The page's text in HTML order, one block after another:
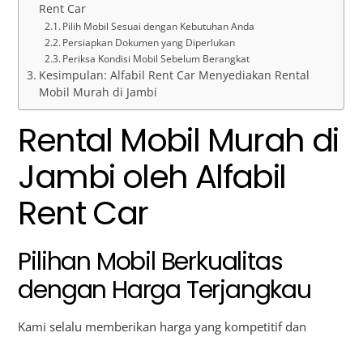
Rent Car
Pilih Mobil Sesuai dengan Kebutuhan Anda
Persiapkan Dokumen yang Diperlukan
Periksa Kondisi Mobil Sebelum Berangkat
Kesimpulan: Alfabil Rent Car Menyediakan Rental
Mobil Murah di Jambi
Rental Mobil Murah di
Jambi oleh Alfabil
Rent Car
Pilihan Mobil Berkualitas
dengan Harga Terjangkau
Kami selalu memberikan harga yang kompetitif dan